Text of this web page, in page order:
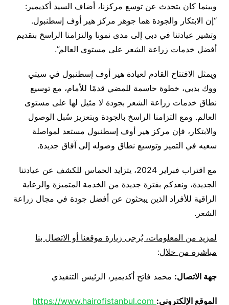
وبينما كان يتحدث عن توسع مركزنا، أضاف السيد أكديمير:
“إن الابتكار والجودة هما جوهر مركز هير أوف إسطنبول.
وتشير عيادتنا في دبي إلى مدى نمونا والتزامنا الراسخ بتقديم
أفضل خدمات زراعة الشعر على مستوى العالم”.
ويمثل الافتتاح القادم لعيادة هير أوف إسطنبول في سيتي
ووك بدبي، خطوة حاسمة للمضي قدمًا للأمام، مع توسيع
نطاق خدمات زراعة الشعر بجودة لا مثيل لها على مستوى
العالم. ومع التزامنا الراسخ بالجودة وبتعزيز سُبل الوصول
والابتكار، فإن مركز هير أوف إسطنبول مستعد لمواصلة
سعيه في التميز وتوسيع نطاق وصوله إلى آفاق جديدة.
مع اقتراب فبراير 2024، يتزايد الحماس للكشف عن عيادتنا
الجديدة، ونعدكم بفترة جديدة من الخدمة المتميزة والرعاية
الراقية للأفراد الذين يبحثون عن أفضل جودة في مجال زراعة
الشعر.
لمزيد من المعلومات، يُرجى زيارة موقعنا أو الاتصال بنا
مباشرة من خلال:
جهة الاتصال: محمد فاتح أكديمير، الرئيس التنفيذي
الموقع الإلكتروني: